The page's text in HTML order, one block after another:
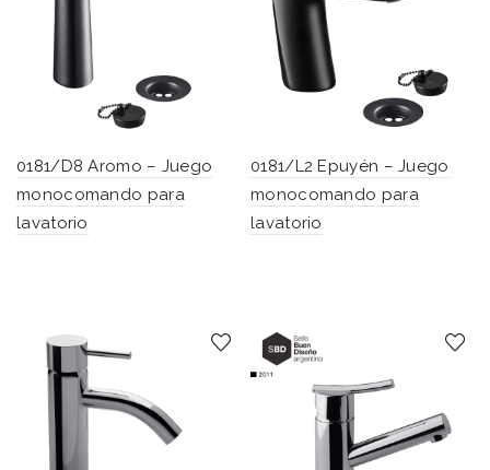
0181/D8 Aromo – Juego
monocomando para
lavatorio
0181/L2 Epuyén – Juego
monocomando para
lavatorio